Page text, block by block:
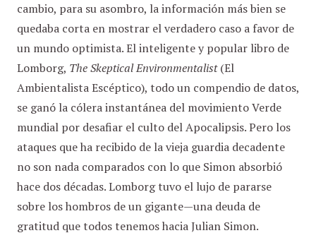
cambio, para su asombro, la información más bien se
quedaba corta en mostrar el verdadero caso a favor de
un mundo optimista. El inteligente y popular libro de
Lomborg, The Skeptical Environmentalist(El
Ambientalista Escéptico), todo un compendio de datos,
se ganó la cólera instantánea del movimiento Verde
mundial por desafiar el culto del Apocalipsis. Pero los
ataques que ha recibido de la vieja guardia decadente
no son nada comparados con lo que Simon absorbió
hace dos décadas. Lomborg tuvo el lujo de pararse
sobre los hombros de un gigante—una deuda de
gratitud que todos tenemos hacia Julian Simon.